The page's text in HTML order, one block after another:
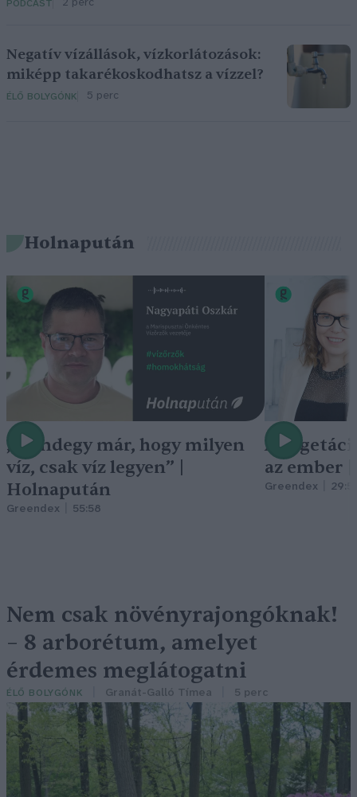
PODCAST 2 perc
Negatív vízállások, vízkorlátozások:
miképp takarékoskodhatsz a vízzel?
ÉLŐ BOLYGÓNK 5 perc
Holnapután
„Mindegy már, hogy milyen
víz, csak víz legyen” |
Holnapután
Greendex 55:58
A
az ember
Greendex
Nem csak növényrajongóknak!
– 8 arborétum, amelyet
érdemes meglátogatni
ÉLŐ BOLYGÓNK Granát-Galló Tímea 5 perc